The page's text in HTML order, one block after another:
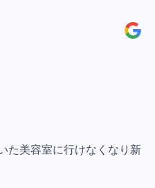
た美容室に行けなくなり新